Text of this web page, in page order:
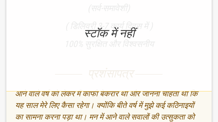
स्टॉक में नहीं
( डिलिवरी 3-7 कार्य दिवस में )
प्रशंसापत्र
आने वाले वर्ष को लेकर मैं काफी बेकरार था और जानना चाहता था कि
यह साल मेरे लिए कैसा रहेगा। क्योंकि बीते वर्ष में मुझे कई कठिनाइयों
का सामना करना पड़ा था। मन में आने वाले सवालों की उत्सुकता को